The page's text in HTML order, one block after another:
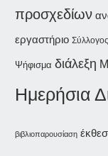
προσχεδίων
εργαστήριο
Ψήφισμα διάλεξη
Ημερήσια
βιβλιοπαρουσίαση